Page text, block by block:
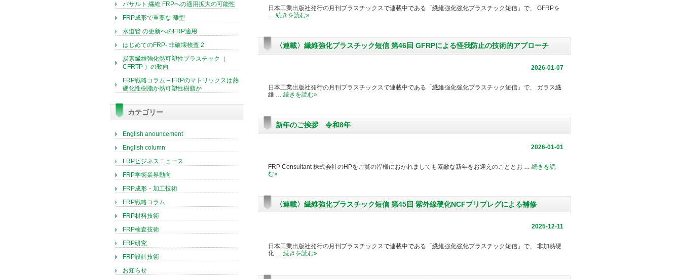
日本工業出版社発行の月刊プラスチックスで連載中である「繊維強化強化プラスチック短信」で、 GFRPを
… 続きを読む»
〈連載〉繊維強化プラスチック短信 第46回 GFRPによる怪我防止の技術的アプローチ
2026-01-07
日本工業出版社発行の月刊プラスチックスで連載中である「繊維強化強化プラスチック短信」で、 ガラス繊
維 … 続きを読む»
新年のご挨拶 令和8年
2026-01-01
FRP Consultant 株式会社のHPをご覧の皆様におかれましても素敵な新年をお迎えのこととお … 続きを読
む»
〈連載〉繊維強化プラスチック短信 第45回 紫外線硬化NCFプリプレグによる補修
2025-12-11
日本工業出版社発行の月刊プラスチックスで連載中である「繊維強化強化プラスチック短信」で、 非加熱硬
化 … 続きを読む»
バサルト 繊維 FRPへの適用拡大の可能性
FRP成形で重要な 離型
水道管 の更新へのFRP適用
はじめてのFRP- 非破壊検査 2
炭素繊維強化熱可塑性プラスチック（
CFRTP ）の動向
FRP戦略コラム – FRPのマトリックスは熱
硬化性樹脂か熱可塑性樹脂か
カテゴリー
English anouncement
English column
FRPビジネスニュース
FRP学術業界動向
FRP成形・加工技術
FRP戦略コラム
FRP材料技術
FRP検査技術
FRP研究
FRP設計技術
お知らせ